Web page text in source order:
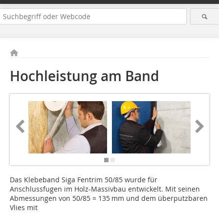
Hochleistung am Band
Das Klebeband Siga Fentrim 50/85 wurde für
Anschlussfugen im Holz-Massivbau entwickelt. Mit seinen
Abmessungen von 50/85 = 135 mm und dem überputzbaren
Vlies mit